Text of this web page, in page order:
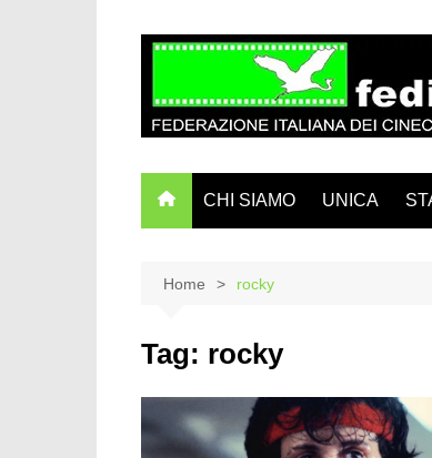
CHI SIAMO UNICA
Home rocky
Tag: rocky